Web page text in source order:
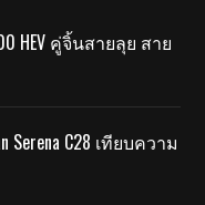
HEV คู่จิ้นสายลุย สาย
Serena C28 เทียบความ